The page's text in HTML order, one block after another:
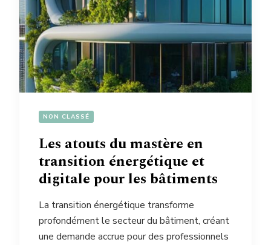
NON CLASSÉ
Les atouts du mastère en
transition énergétique et
digitale pour les bâtiments
La transition énergétique transforme
profondément le secteur du bâtiment, créant
une demande accrue pour des professionnels